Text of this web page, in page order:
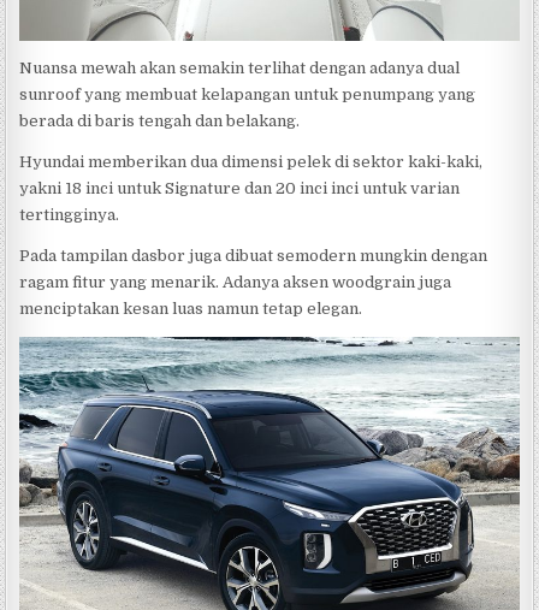
Nuansa mewah akan semakin terlihat dengan adanya dual
sunroof yang membuat kelapangan untuk penumpang yang
berada di baris tengah dan belakang.
Hyundai memberikan dua dimensi pelek di sektor kaki-kaki,
yakni 18 inci untuk Signature dan 20 inci inci untuk varian
tertingginya.
Pada tampilan dasbor juga dibuat semodern mungkin dengan
ragam fitur yang menarik. Adanya aksen woodgrain juga
menciptakan kesan luas namun tetap elegan.